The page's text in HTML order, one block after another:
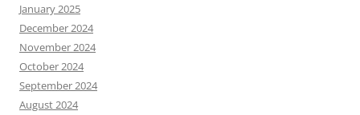
January 2025
December 2024
November 2024
October 2024
September 2024
August 2024